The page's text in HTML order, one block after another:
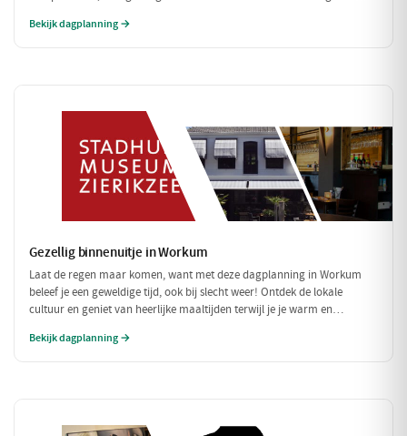
Bekijk dagplanning →
Gezellig binnenuitje in Workum
Laat de regen maar komen, want met deze dagplanning in Workum
beleef je een geweldige tijd, ook bij slecht weer! Ontdek de lokale
cultuur en geniet van heerlijke maaltijden terwijl je je warm en
Bekijk dagplanning →